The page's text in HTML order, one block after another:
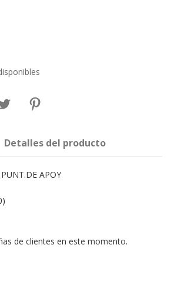
Detalles del producto
APOY
de clientes en este momento.